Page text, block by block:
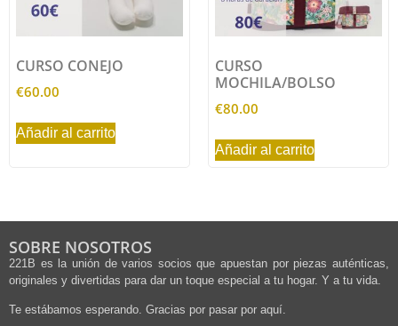
CURSO CONEJO
€60.00
Añadir al carrito
CURSO
MOCHILA/BOLSO
€80.00
Añadir al carrito
SOBRE NOSOTROS
221B es la unión de varios socios que apuestan por piezas auténticas,
originales y divertidas para dar un toque especial a tu hogar. Y a tu vida.
Te estábamos esperando. Gracias por pasar por aquí.